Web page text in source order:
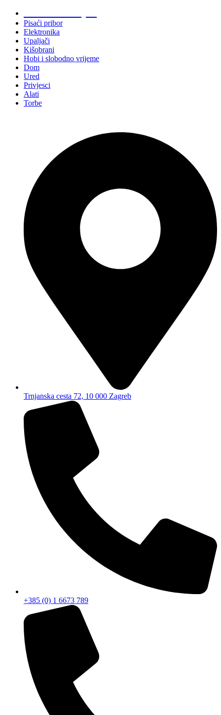
Pisaći pribor
Elektronika
Upaljači
Kišobrani
Hobi i slobodno vrijeme
Dom
Ured
Privjesci
Alati
Torbe
Trnjanska cesta 72, 10 000 Zagreb
+385 (0) 1 6673 789